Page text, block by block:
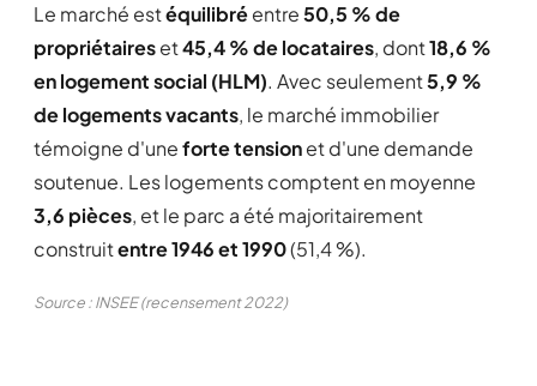
Le marché estéquilibréentre50,5 % de
propriétaireset45,4 % de locataires, dont18,6 %
en logement social (HLM). Avec seulement5,9 %
de logements vacants, le marché immobilier
témoigne d'uneforte tensionet d'une demande
soutenue. Les logements comptent en moyenne
3,6 pièces, et le parc a été majoritairement
construitentre 1946 et 1990(51,4 %).
Source : INSEE (recensement 2022)